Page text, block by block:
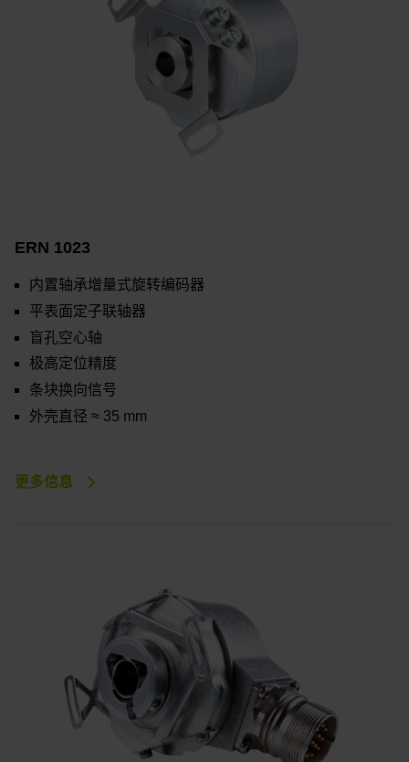
ERN 1023
内置轴承增量式旋转编码器
平表面定子联轴器
盲孔空心轴
极高定位精度
条块换向信号
外壳直径 ≈ 35 mm
更多信息